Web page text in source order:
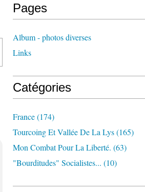
Pages
Album - photos diverses
Links
Catégories
France(174)
Tourcoing Et Vallée De La Lys(165)
Mon Combat Pour La Liberté. (63)
"bourditudes" Socialistes... (10)